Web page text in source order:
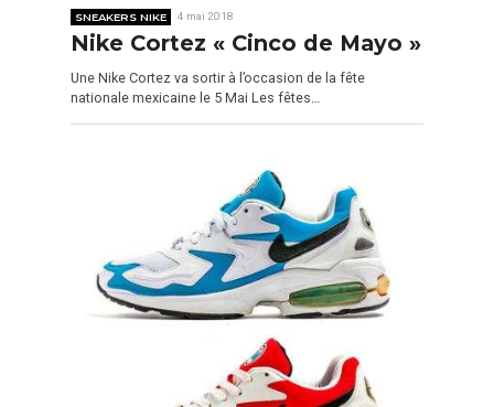
SNEAKERS NIKE 4 mai 2018
Nike Cortez « Cinco de Mayo »
Une Nike Cortez va sortir à l’occasion de la fête
nationale mexicaine le 5 Mai Les fêtes…